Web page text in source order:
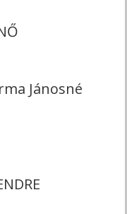
Jánosné